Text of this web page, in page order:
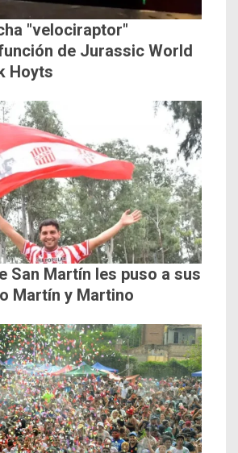
"velociraptor"
de Jurassic World
Hoyts
San Martín les puso a sus
Martín y Martino